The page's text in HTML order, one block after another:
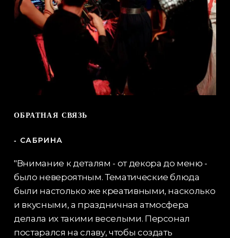
ОБРАТНАЯ СВЯЗЬ
- САБРИНА
"Внимание к деталям - от декора до меню -
было невероятным. Тематические блюда
были настолько же креативными, насколько
и вкусными, а праздничная атмосфера
делала их такими веселыми. Персонал
постарался на славу, чтобы создать